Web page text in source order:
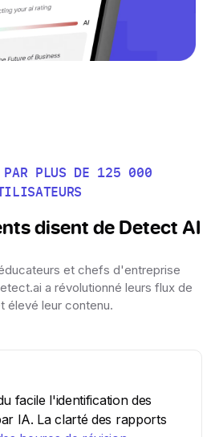
PLUS DE 125 000
disent de Detect AI
et chefs d'entreprise
a révolutionné leurs flux de
élevé leur contenu.
facile l'identification des
IA. La clarté des rapports